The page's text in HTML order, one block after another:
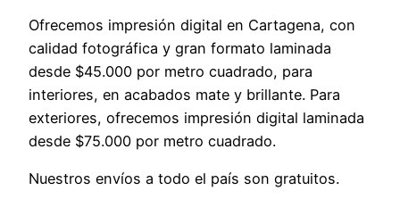
Ofrecemos impresión digital en Cartagena, con
calidad fotográfica y gran formato laminada
desde $45.000 por metro cuadrado, para
interiores, en acabados mate y brillante. Para
exteriores, ofrecemos impresión digital laminada
desde $75.000 por metro cuadrado.
Nuestros envíos a todo el país son gratuitos.